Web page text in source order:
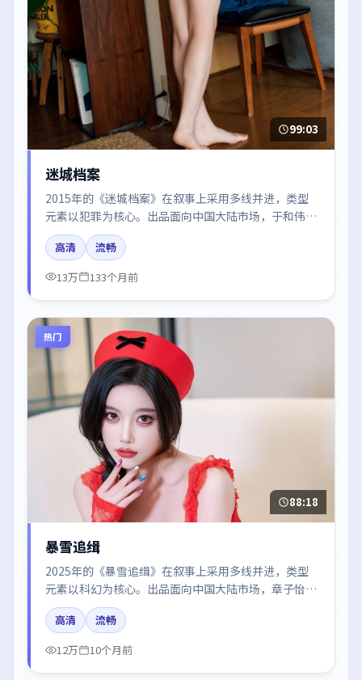
99:03
迷城档案
2015年的《迷城档案》在叙事上采用多线并进，类型
元素以犯罪为核心。出品面向中国大陆市场，于和伟、
杨幂、刘亦菲、沈腾所饰角色推动关键反转，结尾留白
引发讨论。
高清
流畅
13万
133个月前
热门
88:18
暴雪追缉
2025年的《暴雪追缉》在叙事上采用多线并进，类型
元素以科幻为核心。出品面向中国大陆市场，章子怡、
段奕宏、秦海璐所饰角色推动关键反转，结尾留白引发
讨论。
高清
流畅
12万
10个月前